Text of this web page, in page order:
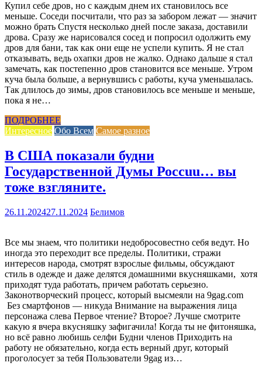
Купил себе дров, но с каждым днем их становилось все
меньше. Соседи посчитали, что раз за забором лежат — значит
можно брать Спустя несколько дней после заказа, доставили
дрова. Сразу же нарисовался сосед и попросил одолжить ему
дров для бани, так как они еще не успели купить. Я не стал
отказывать, ведь охапки дров не жалко. Однако дальше я стал
замечать, как постепенно дров становится все меньше. Утром
куча была больше, а вернувшись с работы, куча уменьшалась.
Так длилось до зимы, дров становилось все меньше и меньше,
пока я не…
ПОДРОБНЕЕ
Интересное Обо Всем Самое разное
В США показали будни
Государственной Думы Россuu… вы
тоже взгляните.
26.11.202427.11.2024 Белимов
Все мы знаем, что политики недобросовестно себя ведут. Но
иногда это переходит все пределы. Политики, стражи
интересов народа, смотрят взрослые фильмы, обсуждают
стиль в одежде и даже делятся домашними вкусняшками, хотя
приходят туда работать, причем работать серьезно.
Законотворческий процесс, который высмеяли на 9gag.com
Без смартфонов — никуда Внимание на выражения лица
персонажа слева Первое чтение? Второе? Лучше смотрите
какую я вчера вкусняшку зафигачила! Когда ты не фитоняшка,
но всё равно любишь селфи Будни членов Приходить на
работу не обязательно, когда есть верный друг, который
проголосует за тебя Пользователи 9gag из…